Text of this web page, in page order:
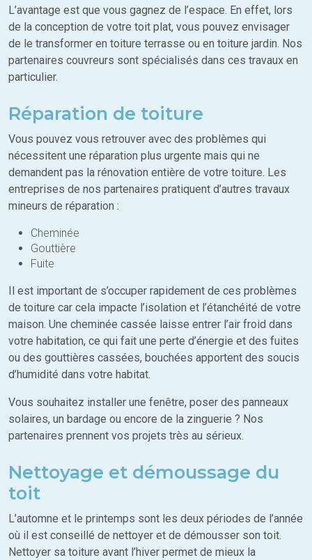
L’avantage est que vous gagnez de l’espace. En effet, lors
de la conception de votre toit plat, vous pouvez envisager
de le transformer en toiture terrasse ou en toiture jardin. Nos
partenaires couvreurs sont spécialisés dans ces travaux en
particulier.
Réparation de toiture
Vous pouvez vous retrouver avec des problèmes qui
nécessitent une réparation plus urgente mais qui ne
demandent pas la rénovation entière de votre toiture. Les
entreprises de nos partenaires pratiquent d’autres travaux
mineurs de réparation :
Cheminée
Gouttière
Fuite
Il est important de s’occuper rapidement de ces problèmes
de toiture car cela impacte l’isolation et l’étanchéité de votre
maison. Une cheminée cassée laisse entrer l’air froid dans
votre habitation, ce qui fait une perte d’énergie et des fuites
ou des gouttières cassées, bouchées apportent des soucis
d’humidité dans votre habitat.
Vous souhaitez installer une fenêtre, poser des panneaux
solaires, un bardage ou encore de la zinguerie ? Nos
partenaires prennent vos projets très au sérieux.
Nettoyage et démoussage du
toit
L’automne et le printemps sont les deux périodes de l’année
où il est conseillé de nettoyer et de démousser son toit.
Nettoyer sa toiture avant l’hiver permet de mieux la